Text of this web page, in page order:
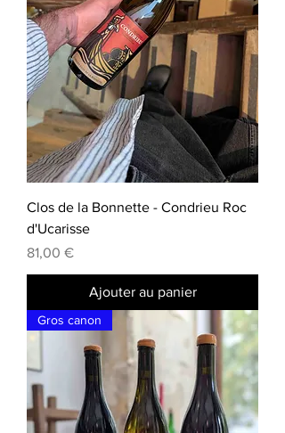
Clos de la Bonnette - Condrieu Roc
d'Ucarisse
Prix
81,00 €
Ajouter au panier
Gros canon